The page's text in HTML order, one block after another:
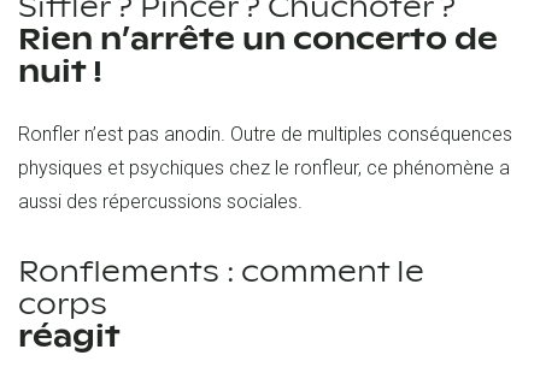
Rien n’arrête un concerto de
nuit !
Ronfler n’est pas anodin. Outre de multiples conséquences
physiques et psychiques chez le ronfleur, ce phénomène a
aussi des répercussions sociales.
Ronflements : comment le
corps
réagit